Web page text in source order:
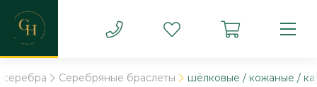
Серебряные браслеты шёлковые / кожаные /